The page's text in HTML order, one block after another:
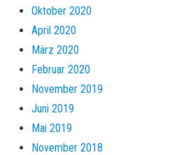
Oktober 2020
April 2020
März 2020
Februar 2020
November 2019
Juni 2019
Mai 2019
November 2018